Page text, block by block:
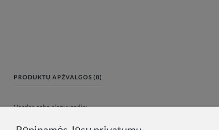
PRODUKTŲ APŽVALGOS (0)
Vardas arba slapyvardis: